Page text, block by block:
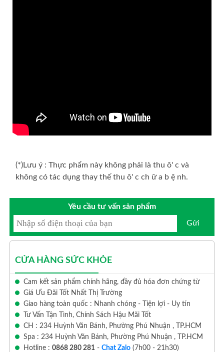
(*)Lưu ý : Thực phẩm này không phải là thu ô' c và
không có tác dụng thay thế thu ô' c ch ữ a b ệ nh.
Yêu cầu tư vấn sản phẩm
Gửi
CỬA HÀNG SỨC KHỎE
Cam kết sản phẩm chính hãng, đầy đủ hóa đơn chứng từ
Giá Ưu Đãi Tốt Nhất Thị Trường
Giao hàng toàn quốc : Nhanh chóng - Tiện lợi - Uy tín
Tư Vấn Tận Tình, Chính Sách Hậu Mãi Tốt
CH : 234 Huỳnh Văn Bánh, Phường Phú Nhuận , TP.HCM
Spa : 234 Huỳnh Văn Bánh, Phường Phú Nhuận , TP.HCM
Hotline : 0868 280 281 - Chat Zalo(7h00 - 21h30)